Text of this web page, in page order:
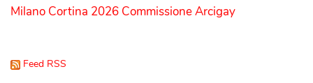
Milano Cortina 2026 Commissione Arcigay
Feed RSS